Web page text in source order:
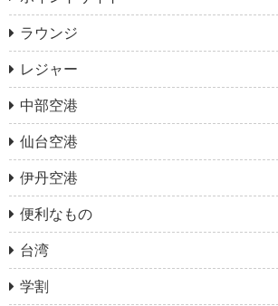
ラウンジ
レジャー
中部空港
仙台空港
伊丹空港
便利なもの
台湾
学割